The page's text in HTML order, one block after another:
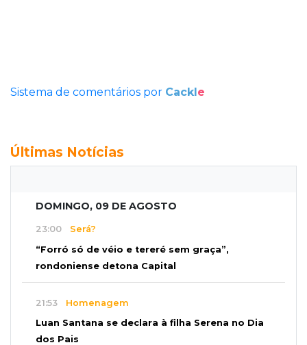
Sistema de comentários por Cackle
Últimas Notícias
DOMINGO, 09 DE AGOSTO
23:00 Será?
“Forró só de véio e tereré sem graça”,
rondoniense detona Capital
21:53 Homenagem
Luan Santana se declara à filha Serena no Dia
dos Pais